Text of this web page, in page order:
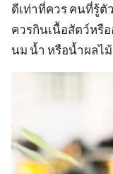
ดีเท่าที่ควร คนที่รู้ตั
ควรกินเนื้อสัตว์หรื
นม น้ำ หรือน้ำผลไ